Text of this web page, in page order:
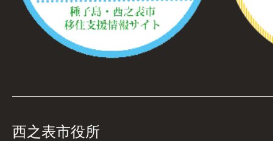
西之表市役所